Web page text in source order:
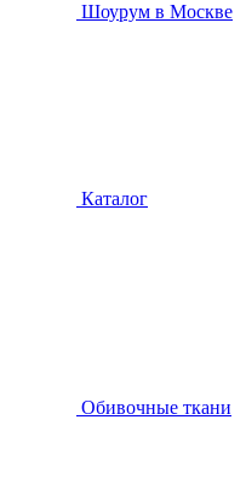
Шоурум в Москве
Каталог
Обивочные ткани